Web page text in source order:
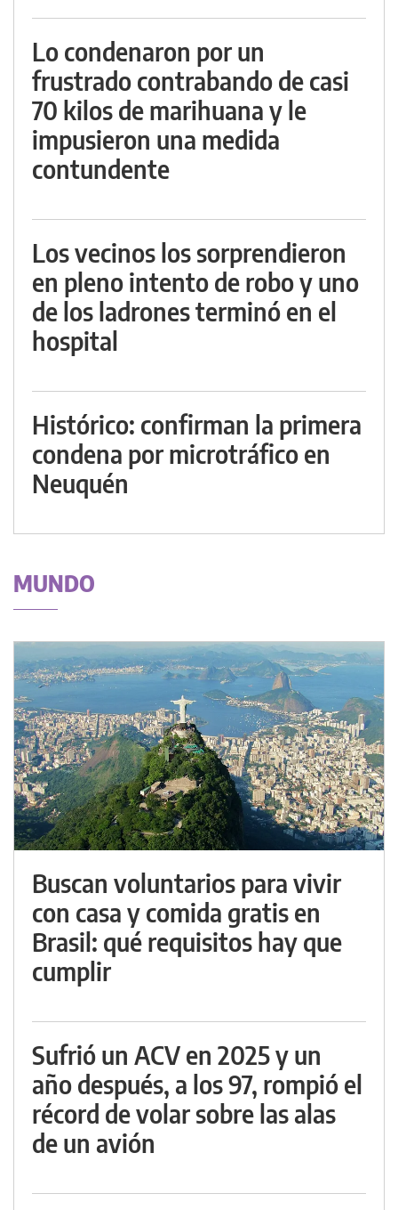
Lo condenaron por un
frustrado contrabando de casi
70 kilos de marihuana y le
impusieron una medida
contundente
Los vecinos los sorprendieron
en pleno intento de robo y uno
de los ladrones terminó en el
hospital
Histórico: confirman la primera
condena por microtráfico en
Neuquén
MUNDO
Buscan voluntarios para vivir
con casa y comida gratis en
Brasil: qué requisitos hay que
cumplir
Sufrió un ACV en 2025 y un
año después, a los 97, rompió el
récord de volar sobre las alas
de un avión